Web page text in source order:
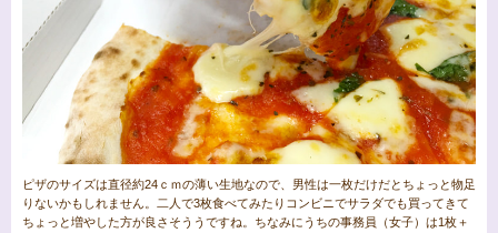
ピザのサイズは直径約24ｃｍの薄い生地なので、男性は一枚だけだとちょっと物足
りないかもしれません。二人で3枚食べてみたりコンビニでサラダでも買ってきて
ちょっと増やした方が良さそううですね。ちなみにうちの事務員（女子）は1枚＋